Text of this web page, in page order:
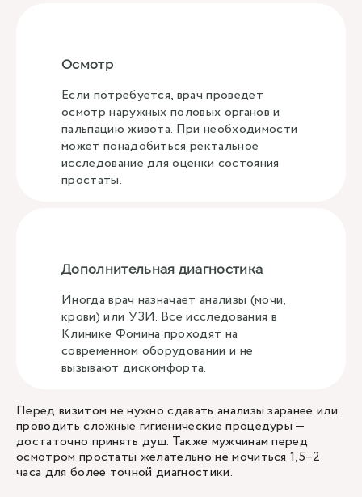
Осмотр
Если потребуется, врач проведет
осмотр наружных половых органов и
пальпацию живота. При необходимости
может понадобиться ректальное
исследование для оценки состояния
простаты.
Дополнительная диагностика
Иногда врач назначает анализы (мочи,
крови) или УЗИ. Все исследования в
Клинике Фомина проходят на
современном оборудовании и не
вызывают дискомфорта.
Перед визитом не нужно сдавать анализы заранее или
проводить сложные гигиенические процедуры —
достаточно принять душ. Также мужчинам перед
осмотром простаты желательно не мочиться 1,5–2
часа для более точной диагностики.